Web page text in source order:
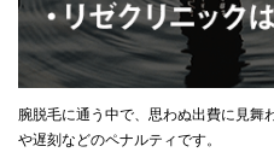
腕脱毛に通う中で、思わぬ出費に見舞
や遅刻などのペナルティです。